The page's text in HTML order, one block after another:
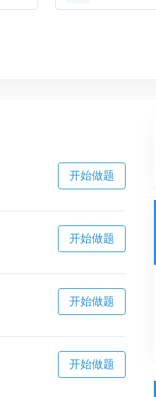
开始做题
开始做题
开始做题
开始做题